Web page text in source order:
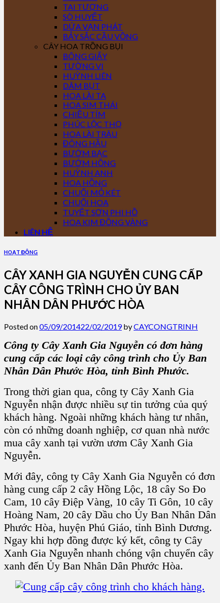
TAI TƯỢNG
SÒ HUYẾT
DỨA VẠN PHÁT
BẢY SẮC CẦU VỒNG
CÂY HOA TRỒNG BỤI
BÔNG GIẤY
TƯỜNG VI
HUỲNH LIÊN
DÂM BỤT
HOA LÀI TA
HOA SIM THÁI
CHIỀU TÍM
PHÚC LỘC THỌ
HOA LÀI TRÂU
ĐÔNG HẦU
BƯỚM BẠC
BƯỚM HỒNG
HUỲNH ANH
HOA HỒNG
CHUỐI MỎ KÉT
CHUỐI HOA
TUYẾT SƠN PHI HỒ
HOA KIM ĐỒNG VÀNG
LIÊN HỆ
HOẠT ĐỘNG
CÂY XANH GIA NGUYỄN CUNG CẤP
CÂY CÔNG TRÌNH CHO ỦY BAN
NHÂN DÂN PHƯỚC HÒA
Posted on05/09/201422/02/2019byCAYCONGTRINH
Công ty Cây Xanh Gia Nguyễn có đơn hàng
cung cấp các loại cây công trình cho Ủy Ban
Nhân Dân Phước Hòa, tỉnh Bình Phước.
Trong thời gian qua, công ty Cây Xanh Gia
Nguyễn nhận được nhiều sự tin tưởng của quý
khách hàng. Ngoài những khách hàng tư nhân,
còn có những doanh nghiệp, cơ quan nhà nước
mua cây xanh tại vườn ươm Cây Xanh Gia
Nguyễn.
Mới đây, công ty Cây Xanh Gia Nguyễn có đơn
hàng cung cấp 2 cây Hồng Lộc, 18 cây So Đo
Cam, 10 cây Điệp Vàng, 10 cây Ti Gôn, 10 cây
Hoàng Nam, 20 cây Dầu cho Ủy Ban Nhân Dân
Phước Hòa, huyện Phú Giáo, tỉnh Bình Dương.
Ngay khi hợp đồng được ký kết, công ty Cây
Xanh Gia Nguyễn nhanh chóng vận chuyển cây
xanh đến Ủy Ban Nhân Dân Phước Hòa.